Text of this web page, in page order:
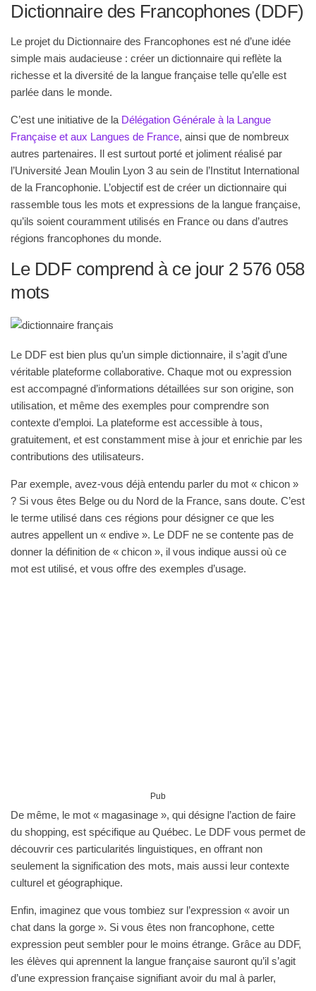
Dictionnaire des Francophones (DDF)
Le projet du Dictionnaire des Francophones est né d’une idée
simple mais audacieuse : créer un dictionnaire qui reflète la
richesse et la diversité de la langue française telle qu’elle est
parlée dans le monde.
C’est une initiative de la Délégation Générale à la Langue
Française et aux Langues de France, ainsi que de nombreux
autres partenaires. Il est surtout porté et joliment réalisé par
l’Université Jean Moulin Lyon 3 au sein de l’Institut International
de la Francophonie. L’objectif est de créer un dictionnaire qui
rassemble tous les mots et expressions de la langue française,
qu’ils soient couramment utilisés en France ou dans d’autres
régions francophones du monde.
Le DDF comprend à ce jour 2 576 058
mots
Le DDF est bien plus qu’un simple dictionnaire, il s’agit d’une
véritable plateforme collaborative. Chaque mot ou expression
est accompagné d’informations détaillées sur son origine, son
utilisation, et même des exemples pour comprendre son
contexte d’emploi. La plateforme est accessible à tous,
gratuitement, et est constamment mise à jour et enrichie par les
contributions des utilisateurs.
Par exemple, avez-vous déjà entendu parler du mot « chicon »
? Si vous êtes Belge ou du Nord de la France, sans doute. C’est
le terme utilisé dans ces régions pour désigner ce que les
autres appellent un « endive ». Le DDF ne se contente pas de
donner la définition de « chicon », il vous indique aussi où ce
mot est utilisé, et vous offre des exemples d’usage.
Pub
De même, le mot « magasinage », qui désigne l’action de faire
du shopping, est spécifique au Québec. Le DDF vous permet de
découvrir ces particularités linguistiques, en offrant non
seulement la signification des mots, mais aussi leur contexte
culturel et géographique.
Enfin, imaginez que vous tombiez sur l’expression « avoir un
chat dans la gorge ». Si vous êtes non francophone, cette
expression peut sembler pour le moins étrange. Grâce au DDF,
les élèves qui aprennent la langue française sauront qu’il s’agit
d’une expression française signifiant avoir du mal à parler,